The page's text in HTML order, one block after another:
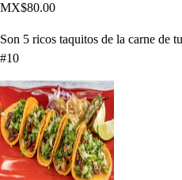
MX$80.00
Son 5 ricos taquitos de la carne de
#10